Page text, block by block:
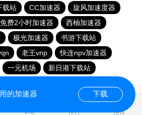
载站 CC加速器
旋风加速度器
费2小时加速器
西柚加速器
极光加速器
书游下载站
老王vnp
快连npv加速器
一元机场
新日港下载站
苹果 排行 推荐
的加速器 下载